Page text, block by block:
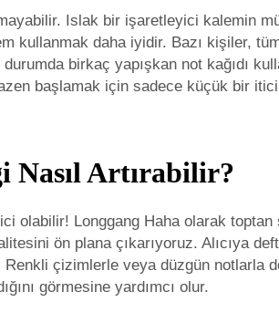
Islak bir işaretleyici kalemin
daha iyidir. Bazı kişiler,
birkaç yapışkan not kağıdı
başlamak için sadece küçük bir
Nasıl Artırabilir?
olabilir! Longgang Haha olarak
ön plana çıkarıyoruz. Alıcıya
çizimlerle veya düzgün notlarla
görmesine yardımcı olur.